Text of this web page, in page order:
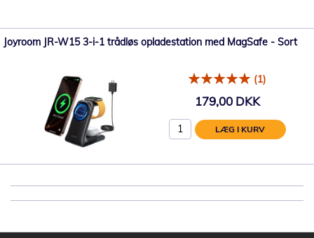
Joyroom JR-W15 3-i-1 trådløs opladestation med MagSafe - Sort
(1)
179,00 DKK
LÆG I KURV